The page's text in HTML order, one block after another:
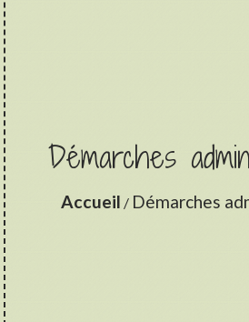
Démarches
Accueil / Démarches